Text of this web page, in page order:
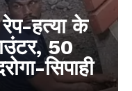
हत्या के
50
सिपाही